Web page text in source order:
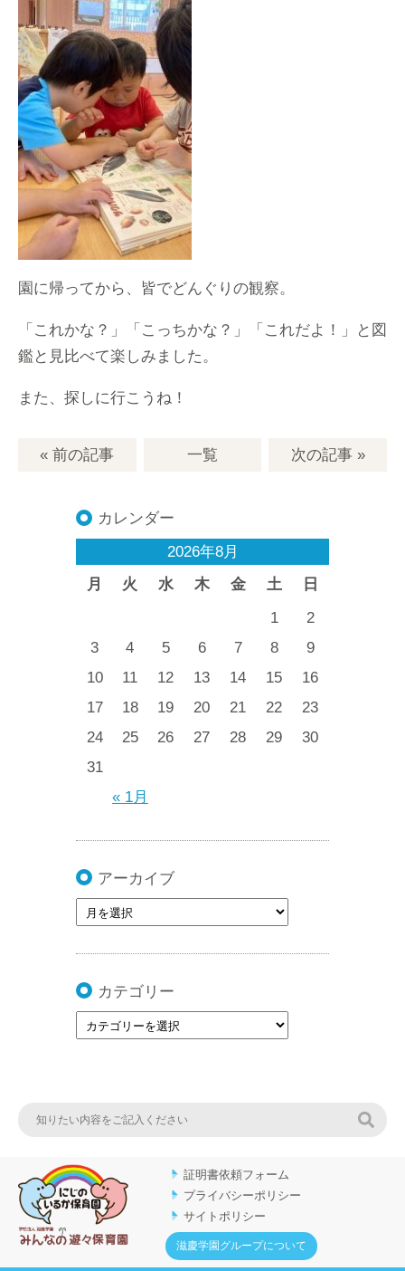
園に帰ってから、皆でどんぐりの観察。
「これかな？」「こっちかな？」「これだよ！」と図
鑑と見比べて楽しみました。
また、探しに行こうね！
« 前の記事 一覧 次の記事»
カレンダー
2026年8月
月
火 水 木 金 土 日
« 1月
1
2
3
4 5 6 7 8
9
10
11 12 13 14 15
16
17
18 19 20 21 22
23
24
25 26 27 28 29
30
31
アーカイブ
カテゴリー
証明書依頼フォーム
プライバシーポリシー
サイトポリシー
滋慶学園グループについて